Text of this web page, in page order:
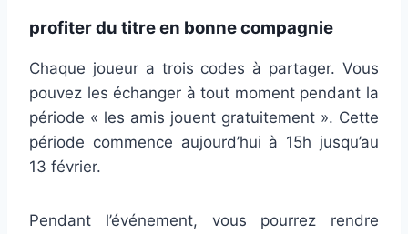
profiter du titre en bonne compagnie
Chaque joueur a trois codes à partager. Vous
pouvez les échanger à tout moment pendant la
période « les amis jouent gratuitement ». Cette
période commence aujourd’hui à 15h jusqu’au
13 février.
Pendant l’événement, vous pourrez rendre